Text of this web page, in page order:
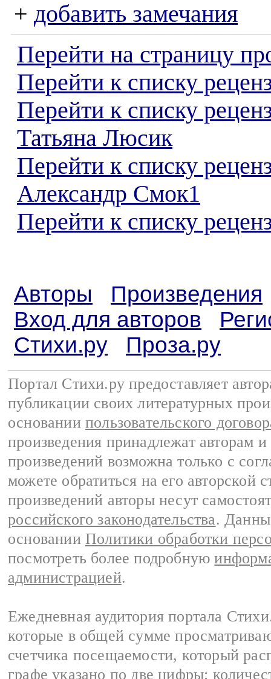
+ добавить замечания
Перейти на страницу
Перейти к списку
Перейти к списку
Татьяна Люсик
Перейти к списку
Александр Смок1
Перейти к списку
Авторы
Произведения
Вход для авторов
Стихи.ру
Проза.ру
Портал Стихи.ру предоставляет
публикации своих литературных
основании пользовательского
произведения принадлежат авторам
произведений возможна только с
можете обратиться на его авторской
произведений авторы несут
российского законодательства.
основании Политики обработки
посмотреть более подробную
администрацией.
Ежедневная аудитория портала
которые в общей сумме
счетчика посещаемости, который
графе указано по две цифры: